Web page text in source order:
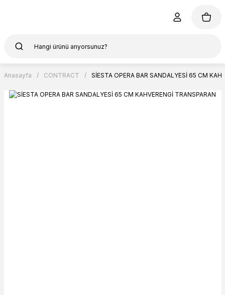
Anasayfa CONTRACT SİESTA OPERA BAR SANDALYESİ 65 CM